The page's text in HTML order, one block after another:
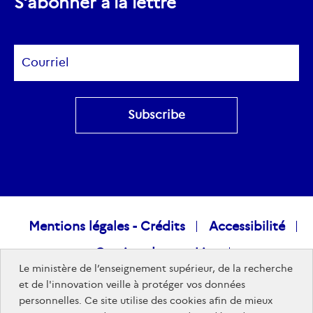
Raccourcis
visiteurs
Mentions légales - Crédits
Accessibilité
Gestion des cookies
Données personnelles
Nous rejoindre
Plan du site
Le ministère de l’enseignement supérieur, de la recherche
et de l'innovation veille à protéger vos données
personnelles. Ce site utilise des cookies afin de mieux